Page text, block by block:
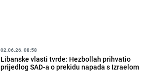
02.06.26. 08:58
Libanske vlasti tvrde: Hezbollah prihvatio
prijedlog SAD-a o prekidu napada s Izraelom